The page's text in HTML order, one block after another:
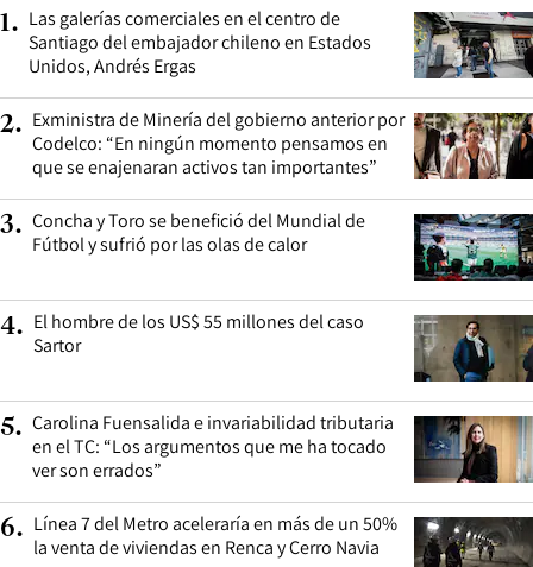
1. Las galerías comerciales en el centro de
Santiago del embajador chileno en Estados
Unidos, Andrés Ergas
2. Exministra de Minería del gobierno anterior por
Codelco: “En ningún momento pensamos en
que se enajenaran activos tan importantes”
3. Concha y Toro se benefició del Mundial de
Fútbol y sufrió por las olas de calor
4. El hombre de los US$ 55 millones del caso
Sartor
5. Carolina Fuensalida e invariabilidad tributaria
en el TC: “Los argumentos que me ha tocado
ver son errados”
6. Línea 7 del Metro aceleraría en más de un 50%
la venta de viviendas en Renca y Cerro Navia